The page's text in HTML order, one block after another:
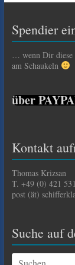
Spendier
… wenn Dir diese
am Schaukeln
über
Kontakt
Thomas Krizsan
T. +49 (0) 421
post (ät)
Suche auf